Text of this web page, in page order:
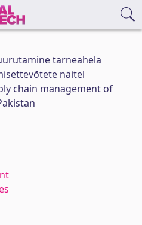
tarneahela
näitel
chain management of